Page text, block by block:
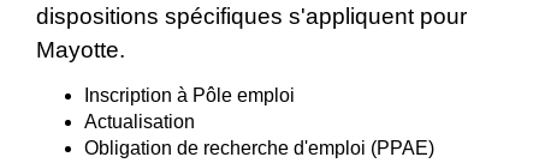
dispositions spécifiques s'appliquent pour
Mayotte.
Inscription à Pôle emploi
Actualisation
Obligation de recherche d'emploi (PPAE)